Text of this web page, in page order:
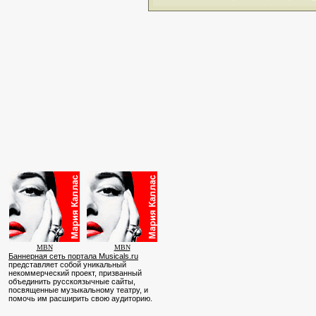
MBN MBN
Баннерная сеть портала Musicals.ru
представляет собой уникальный
некоммерческий проект, призванный
объединить русскоязычные сайты,
посвященные музыкальному театру, и
помочь им расширить свою аудиторию.